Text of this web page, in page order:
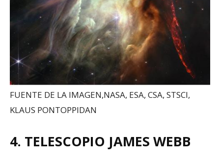
FUENTE DE LA IMAGEN,NASA, ESA, CSA, STSCI,
KLAUS PONTOPPIDAN
4. TELESCOPIO JAMES WEBB